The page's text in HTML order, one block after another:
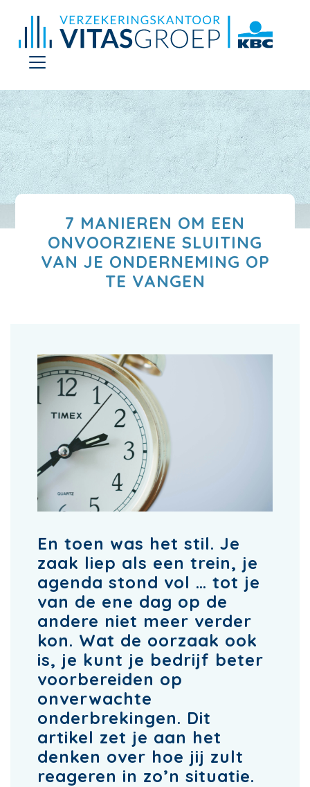
7 MANIEREN OM EEN
ONVOORZIENE SLUITING
VAN JE ONDERNEMING OP
TE VANGEN
En toen was het stil. Je
zaak liep als een trein, je
agenda stond vol … tot je
van de ene dag op de
andere niet meer verder
kon. Wat de oorzaak ook
is, je kunt je bedrijf beter
voorbereiden op
onverwachte
onderbrekingen. Dit
artikel zet je aan het
denken over hoe jij zult
reageren in zo’n situatie.